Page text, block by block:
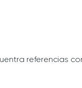
referencias